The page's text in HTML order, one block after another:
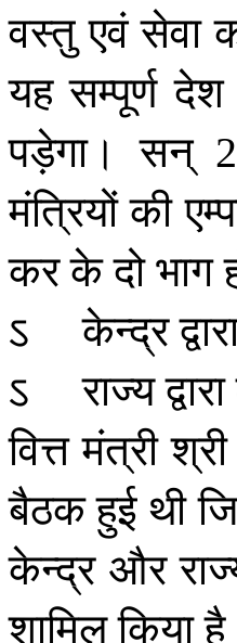
वस्तु एवं सेवा
यह सम्पूर्ण देश
पड़ेगा। सन्
मंत्रियों की
करकेदोभाग
ऽ
केन्द्र
ऽ
राज्यद्वारा
वित्त मंत्री श्री
बैठकहुई थी
केन्द्र और
शामिलकिया